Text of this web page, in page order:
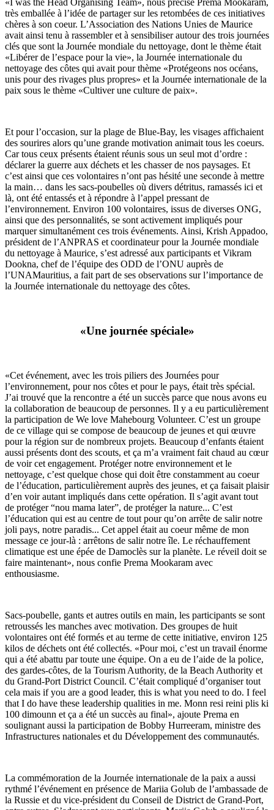
«I was the Head Organising Team», nous précise Prema Mookaram,
très emballée à l’idée de partager sur les retombées de ces initiatives
chères à son coeur. L’Association des Nations Unies de Maurice
avait ainsi tenu à rassembler et à sensibiliser autour des trois journées
clés que sont la Journée mondiale du nettoyage, dont le thème était
«Libérer de l’espace pour la vie», la Journée internationale du
nettoyage des côtes qui avait pour thème «Protégeons nos océans,
unis pour des rivages plus propres» et la Journée internationale de la
paix sous le thème «Cultiver une culture de paix».
Et pour l’occasion, sur la plage de Blue-Bay, les visages affichaient
des sourires alors qu’une grande motivation animait tous les coeurs.
Car tous ceux présents étaient réunis sous un seul mot d’ordre :
déclarer la guerre aux déchets et les chasser de nos paysages. Et
c’est ainsi que ces volontaires n’ont pas hésité une seconde à mettre
la main… dans les sacs-poubelles où divers détritus, ramassés ici et
là, ont été entassés et à répondre à l’appel pressant de
l’environnement. Environ 100 volontaires, issus de diverses ONG,
ainsi que des personnalités, se sont activement impliqués pour
marquer simultanément ces trois événements. Ainsi, Krish Appadoo,
président de l’ANPRAS et coordinateur pour la Journée mondiale
du nettoyage à Maurice, s’est adressé aux participants et Vikram
Dookna, chef de l’équipe des ODD de l’ONU auprès de
l’UNAMauritius, a fait part de ses observations sur l’importance de
la Journée internationale du nettoyage des côtes.
«Une journée spéciale»
«Cet événement, avec les trois piliers des Journées pour
l’environnement, pour nos côtes et pour le pays, était très spécial.
J’ai trouvé que la rencontre a été un succès parce que nous avons eu
la collaboration de beaucoup de personnes. Il y a eu particulièrement
la participation de We love Mahebourg Volunteer. C’est un groupe
de ce village qui se compose de beaucoup de jeunes et qui œuvre
pour la région sur de nombreux projets. Beaucoup d’enfants étaient
aussi présents dont des scouts, et ça m’a vraiment fait chaud au cœur
de voir cet engagement. Protéger notre environnement et le
nettoyage, c’est quelque chose qui doit être constamment au coeur
de l’éducation, particulièrement auprès des jeunes, et ça faisait plaisir
d’en voir autant impliqués dans cette opération. Il s’agit avant tout
de protéger “nou mama later”, de protéger la nature... C’est
l’éducation qui est au centre de tout pour qu’on arrête de salir notre
joli pays, notre paradis... Cet appel était au coeur même de mon
message ce jour-là : arrêtons de salir notre île. Le réchauffement
climatique est une épée de Damoclès sur la planète. Le réveil doit se
faire maintenant», nous confie Prema Mookaram avec
enthousiasme.
Sacs-poubelle, gants et autres outils en main, les participants se sont
retroussés les manches avec motivation. Des groupes de huit
volontaires ont été formés et au terme de cette initiative, environ 125
kilos de déchets ont été collectés. «Pour moi, c’est un travail énorme
qui a été abattu par toute une équipe. On a eu de l’aide de la police,
des gardes-côtes, de la Tourism Authority, de la Beach Authority et
du Grand-Port District Council. C’était compliqué d’organiser tout
cela mais if you are a good leader, this is what you need to do. I feel
that I do have these leadership qualities in me. Monn resi reini plis ki
100 dimounn et ça a été un succès au final», ajoute Prema en
soulignant aussi la participation de Bobby Hurreeram, ministre des
Infrastructures nationales et du Développement des communautés.
La commémoration de la Journée internationale de la paix a aussi
rythmé l’événement en présence de Mariia Golub de l’ambassade de
la Russie et du vice-président du Conseil de District de Grand-Port,